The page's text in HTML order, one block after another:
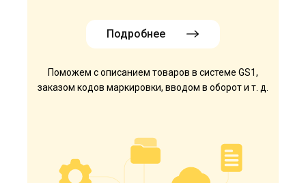
Подробнее
Поможем с описанием товаров в системе GS1,
заказом кодов маркировки, вводом в оборот и т. д.